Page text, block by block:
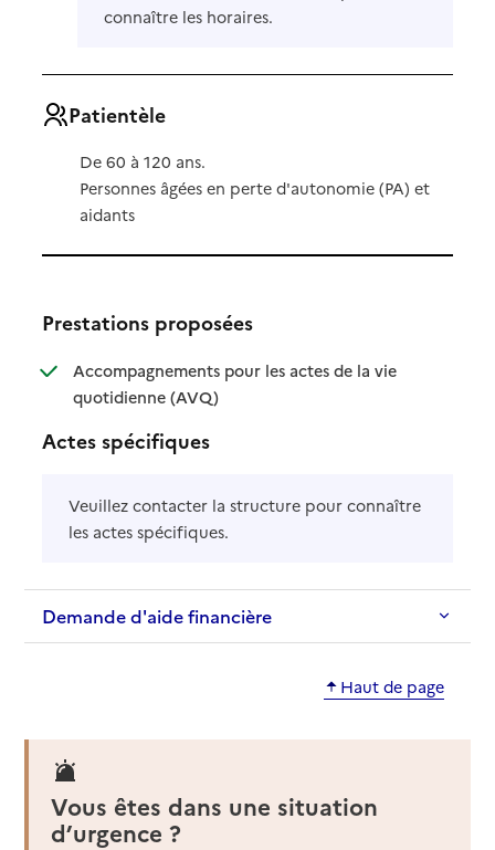
connaître les horaires.
Patientèle
De 60 à 120 ans.
Personnes âgées en perte d'autonomie (PA) et
aidants
Prestations proposées
Accompagnements pour les actes de la vie
quotidienne (AVQ): disponible
: non disponible
Actes spécifiques
Veuillez contacter la structure pour connaître
les actes spécifiques.
Demande d'aide financière
Haut de page
Vous êtes dans une situation
d’urgence ?